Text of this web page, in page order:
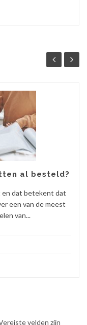
al besteld?
en dat betekent dat
een van de meest
van...
velden zijn